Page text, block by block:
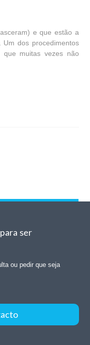
e que estão a
dos procedimentos
que muitas vezes não
ser
ou pedir que seja